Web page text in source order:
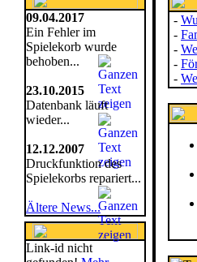
09.04.2017
Ein Fehler im
Spielekorb wurde
behoben...
23.10.2015
Datenbank läuft
wieder...
12.12.2007
Druckfunktion des
Spielekorbs repariert...
Ältere News...
Link-id nicht
-
-
-
-
-